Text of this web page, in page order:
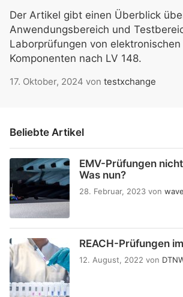
Der Artikel gibt einen Überblick
Anwendungsbereich und
Laborprüfungen von elektronischen
Komponenten nach LV 148.
17. Oktober, 2024 von testxchange
Beliebte Artikel
EMV-Prüfungen
Was nun?
28. Februar, 2023 von
REACH-Prüfungen
12. August, 2022 von